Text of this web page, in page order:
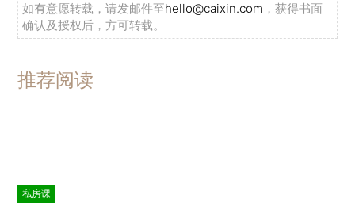
如有意愿转载，请发邮件至hello@caixin.com ，获得书面
确认及授权后，方可转载。
推荐阅读
私房课